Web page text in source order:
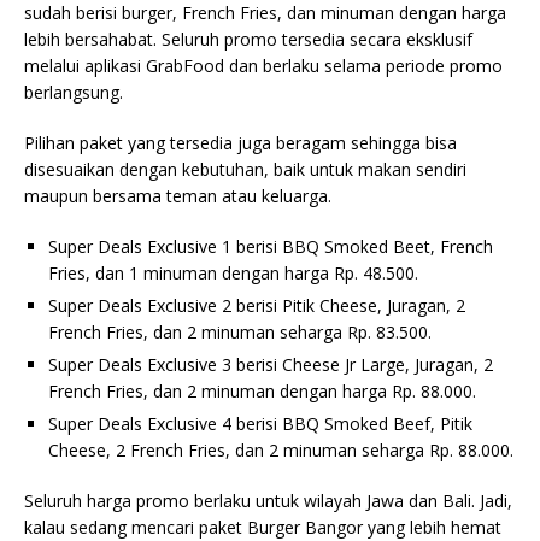
sudah berisi burger, French Fries, dan minuman dengan harga
lebih bersahabat. Seluruh promo tersedia secara eksklusif
melalui aplikasi GrabFood dan berlaku selama periode promo
berlangsung.
Pilihan paket yang tersedia juga beragam sehingga bisa
disesuaikan dengan kebutuhan, baik untuk makan sendiri
maupun bersama teman atau keluarga.
Super Deals Exclusive 1 berisi BBQ Smoked Beet, French
Fries, dan 1 minuman dengan harga Rp. 48.500.
Super Deals Exclusive 2 berisi Pitik Cheese, Juragan, 2
French Fries, dan 2 minuman seharga Rp. 83.500.
Super Deals Exclusive 3 berisi Cheese Jr Large, Juragan, 2
French Fries, dan 2 minuman dengan harga Rp. 88.000.
Super Deals Exclusive 4 berisi BBQ Smoked Beef, Pitik
Cheese, 2 French Fries, dan 2 minuman seharga Rp. 88.000.
Seluruh harga promo berlaku untuk wilayah Jawa dan Bali. Jadi,
kalau sedang mencari paket Burger Bangor yang lebih hemat